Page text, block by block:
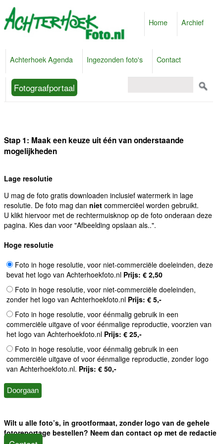
Home Archief
Achterhoek Agenda Ingezonden foto's Contact
Fotograafportaal
Stap 1: Maak een keuze uit één van onderstaande
mogelijkheden
Lage resolutie
U mag de foto gratis downloaden inclusief watermerk in lage
resolutie. De foto mag dan niet commerciëel worden gebruikt.
U klikt hiervoor met de rechtermuisknop op de foto onderaan deze
pagina. Kies dan voor "Afbeelding opslaan als..".
Hoge resolutie
Foto in hoge resolutie, voor niet-commerciële doeleinden, deze
bevat het logo van Achterhoekfoto.nl Prijs: € 2,50
Foto in hoge resolutie, voor niet-commerciële doeleinden,
zonder het logo van Achterhoekfoto.nl Prijs: € 5,-
Foto in hoge resolutie, voor éénmalig gebruik in een
commerciële uitgave of voor éénmalige reproductie, voorzien van
het logo van Achterhoekfoto.nl Prijs: € 25,-
Foto in hoge resolutie, voor éénmalig gebruik in een
commerciële uitgave of voor éénmalige reproductie, zonder logo
van Achterhoekfoto.nl. Prijs: € 50,-
Wilt u alle foto’s, in grootformaat, zonder logo van de gehele
fotoreportage bestellen? Neem dan contact op met de redactie